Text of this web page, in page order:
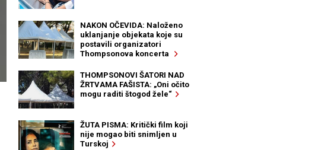
NAKON OČEVIDA: Naloženo
uklanjanje objekata koje su
postavili organizatori
Thompsonova koncerta
THOMPSONOVI ŠATORI NAD
ŽRTVAMA FAŠISTA: „Oni očito
mogu raditi štogod žele“
ŽUTA PISMA: Kritički film koji
nije mogao biti snimljen u
Turskoj